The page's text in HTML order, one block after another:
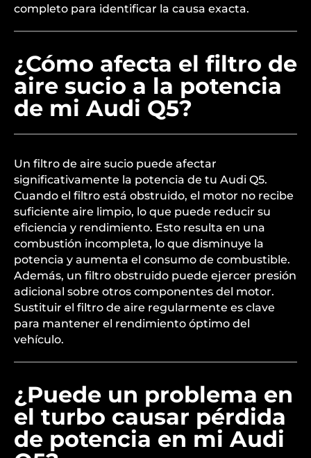
completo para identificar la causa exacta.
¿Cómo afecta el filtro de
aire sucio a la potencia
de mi Audi Q5?
Un filtro de aire sucio puede afectar
significativamente la potencia de tu Audi Q5.
Cuando el filtro está obstruido, el motor no recibe
suficiente aire limpio, lo que puede reducir su
eficiencia y rendimiento. Esto resulta en una
combustión incompleta, lo que disminuye la
potencia y aumenta el consumo de combustible.
Además, un filtro obstruido puede ejercer presión
adicional sobre otros componentes del motor.
Sustituir el filtro de aire regularmente es clave
para mantener el rendimiento óptimo del
vehículo.
¿Puede un problema en
el turbo causar pérdida
de potencia en mi Audi